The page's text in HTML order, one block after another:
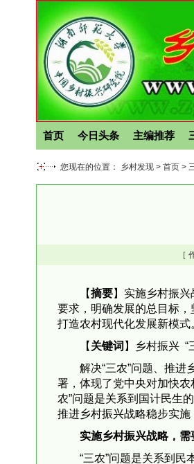
首页 今日头条 主编推荐
您现在的位置： 乡村发现 > 首页 >
［
【摘要】实施乡村振
要求，明确发展的总目标
打造农村现代化发展新模式
【关键词】乡村振兴 “
解决“三农”问题、推
署，体现了党中央对加快
农”问题是关系到国计民生
推进乡村振兴战略稳步实施
实施乡村振兴战略，
“三农”问题是关系到民